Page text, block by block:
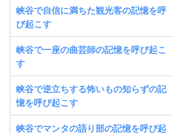
峡谷で自信に満ちた観光客の記憶を呼
び起こす
峡谷で一座の曲芸師の記憶を呼び起こ
す
峡谷で逆立ちする怖いもの知らずの記
憶を呼び起こす
峡谷でマンタの語り部の記憶を呼び起